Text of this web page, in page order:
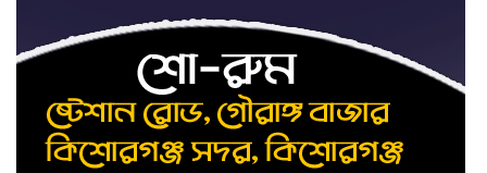
ভাত রান্নার সময় নরম হয়ে গেলে
কী করবেন